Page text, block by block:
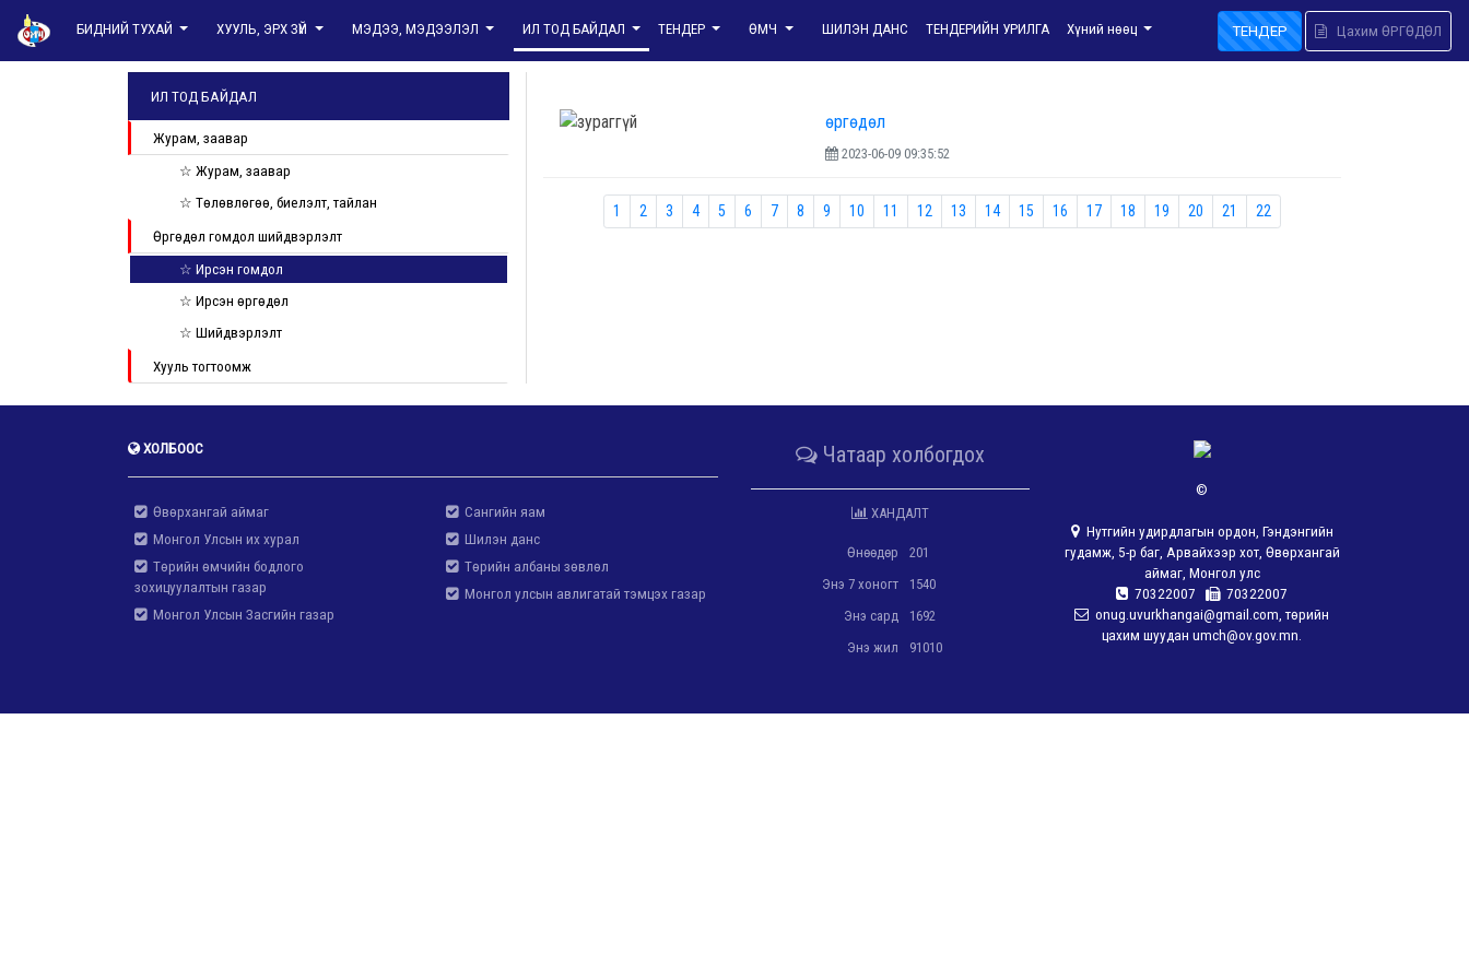
БИДНИЙ ТУХАЙ ХУУЛЬ, ЭРХ ЗҮЙ МЭДЭЭ, МЭДЭЭЛЭЛ ИЛ ТОД БАЙДАЛ ТЕНДЕР ӨМЧ ШИЛЭН ДАНС ТЕНДЕРИЙН УРИЛГА Хүний нөөц ТЕНДЕР Цахим ӨРГӨДӨЛ
ИЛ ТОД БАЙДАЛ
Журам, заавар
☆ Журам, заавар
☆ Төлөвлөгөө, биелэлт, тайлан
Өргөдөл гомдол шийдвэрлэлт
☆ Ирсэн гомдол
☆ Ирсэн өргөдөл
☆ Шийдвэрлэлт
Хууль тогтоомж
өргөдөл
2023-06-09 09:35:52
1 2 3 4 5 6 7 8 9 10 11 12 13 14 15 16 17 18 19 20 21 22
ХОЛБООС
Өвөрхангай аймаг
Монгол Улсын их хурал
Төрийн өмчийн бодлого
зохицуулалтын газар
Монгол Улсын Засгийн газар
Сангийн яам
Шилэн данс
Төрийн албаны зөвлөл
Монгол улсын авлигатай тэмцэх газар
Чатаар холбогдох
ХАНДАЛТ
Өнөөдөр
201
Энэ 7 хоногт
1540
Энэ сард
1692
Энэ жил
91010
©
Нутгийн удирдлагын ордон, Гэндэнгийн
гудамж, 5-р баг, Арвайхээр хот, Өвөрхангай
аймаг, Монгол улс
70322007
70322007
onug.uvurkhangai@gmail.com, төрийн
цахим шуудан umch@ov.gov.mn.